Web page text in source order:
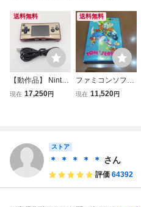
送料無料
【動作品】 Ninten
do GAME BOY mi
現在 17,250円
送料無料
ファミコンソフト
トムとジェリー A
現在 11,520円
ストア
＊ ＊ ＊ ＊ ＊ さん
評価 64392